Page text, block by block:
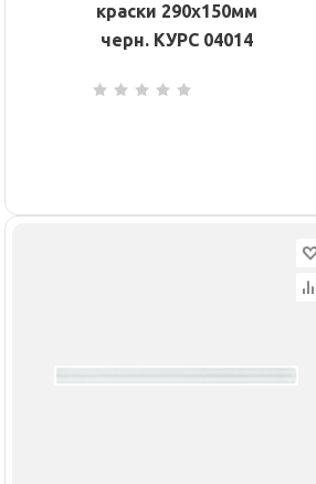
краски 290х150мм
черн. КУРС 04014